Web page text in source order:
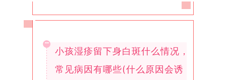
小孩湿疹留下身白斑什么情况，
常见病因有哪些(什么原因会诱